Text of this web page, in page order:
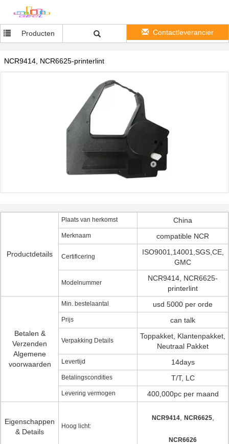
Producten Contactleverancier
NCR9414, NCR6625-printerlint
Productdetails
Plaats van herkomst China
Merknaam compatible NCR
Certificering
ISO9001,14001,SGS,CE,
GMC
Modelnummer
NCR9414, NCR6625-
printerlint
Betalen &
Verzenden
Algemene
voorwaarden
Min. bestelaantal usd 5000 per orde
Prijs can talk
Verpakking Details
Toppakket, Klantenpakket,
Neutraal Pakket
Levertijd 14days
Betalingscondities T/T, LC
Levering vermogen 400,000pc per maand
Eigenschappen
& Details
Hoog licht:
NCR9414, NCR6625,
NCR6626